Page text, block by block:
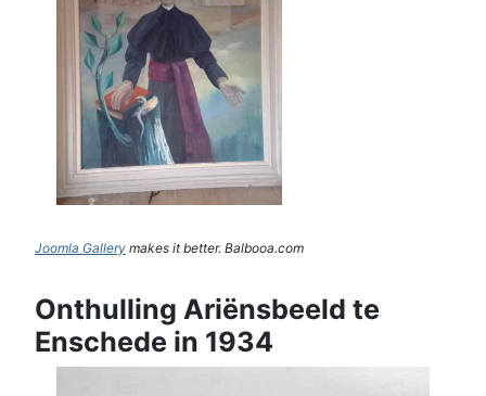
Joomla Gallery makes it better. Balbooa.com
Onthulling Ariënsbeeld te
Enschede in 1934